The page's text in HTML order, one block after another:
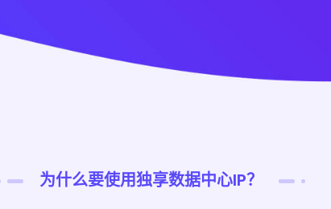
为什么要使用独享数据中心IP？